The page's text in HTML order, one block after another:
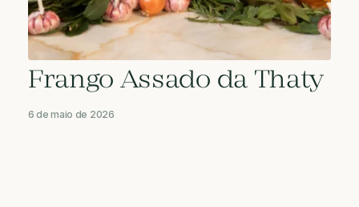
Frango Assado da Thaty
6 de maio de 2026